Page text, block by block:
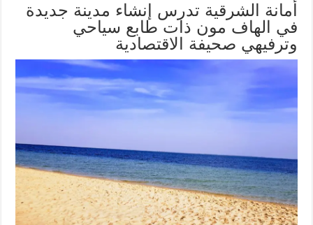
أمانة الشرقية تدرس إنشاء مدينة جديدة
في الهاف مون ذات طابع سياحي
وترفيهي صحيفة الاقتصادية